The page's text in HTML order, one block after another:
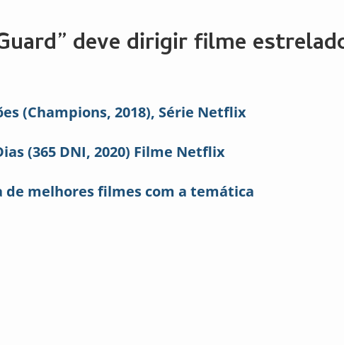
deve dirigir filme
(Champions, 2018), Série Netflix
(365 DNI, 2020) Filme Netflix
de melhores filmes com a temática